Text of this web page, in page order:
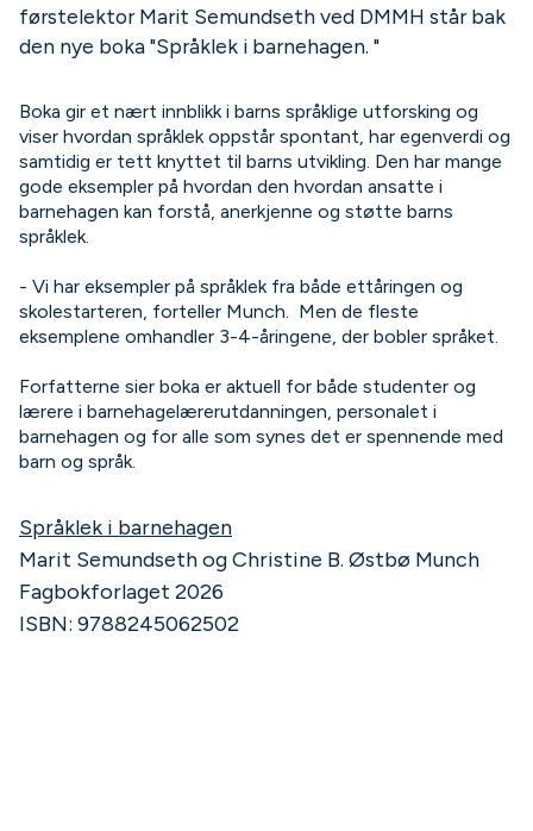
førstelektor Marit Semundseth ved DMMH står bak
den nye boka "Språklek i barnehagen. "
Boka gir et nært innblikk i barns språklige utforsking og
viser hvordan språklek oppstår spontant, har egenverdi og
samtidig er tett knyttet til barns utvikling. Den har mange
gode eksempler på hvordan den hvordan ansatte i
barnehagen kan forstå, anerkjenne og støtte barns
språklek.
- Vi har eksempler på språklek fra både ettåringen og
skolestarteren, forteller Munch. Men de fleste
eksemplene omhandler 3-4-åringene, der bobler språket.
Forfatterne sier boka er aktuell for både studenter og
lærere i barnehagelærerutdanningen, personalet i
barnehagen og for alle som synes det er spennende med
barn og språk.
Språklek i barnehagen
Marit Semundseth og Christine B. Østbø Munch
Fagbokforlaget 2026
ISBN: 9788245062502